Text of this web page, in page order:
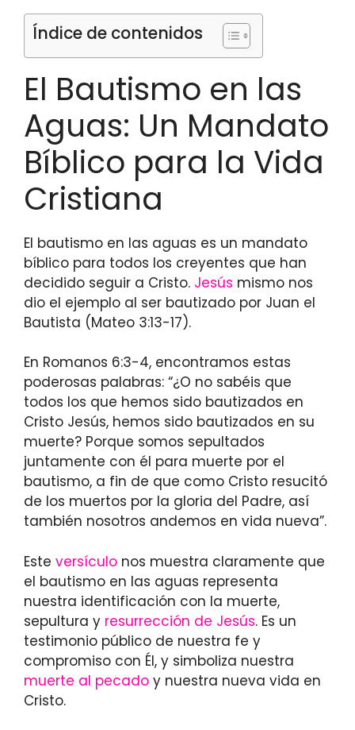
Índice de contenidos
El Bautismo en las
Aguas: Un Mandato
Bíblico para la Vida
Cristiana
El bautismo en las aguas es un mandato
bíblico para todos los creyentes que han
decidido seguir a Cristo. Jesús mismo nos
dio el ejemplo al ser bautizado por Juan el
Bautista (Mateo 3:13-17).
En Romanos 6:3-4, encontramos estas
poderosas palabras: “¿O no sabéis que
todos los que hemos sido bautizados en
Cristo Jesús, hemos sido bautizados en su
muerte? Porque somos sepultados
juntamente con él para muerte por el
bautismo, a fin de que como Cristo resucitó
de los muertos por la gloria del Padre, así
también nosotros andemos en vida nueva”.
Este versículo nos muestra claramente que
el bautismo en las aguas representa
nuestra identificación con la muerte,
sepultura y resurrección de Jesús. Es un
testimonio público de nuestra fe y
compromiso con Él, y simboliza nuestra
muerte al pecado y nuestra nueva vida en
Cristo.